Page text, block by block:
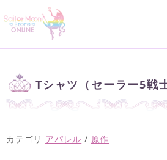
Tシャツ（セーラー5戦
カテゴリ アパレル / 原作